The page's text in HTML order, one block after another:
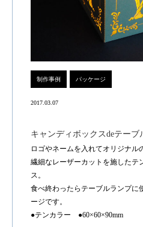
制作事例 パッケージ
2017.03.07
キャンディボックスdeテーブ
ロゴやネームを入れてオリジナル
繊細なレーザーカットを施したテ
ス。
食べ終わったらテーブルランプに
ージです。
●テンカラー ●60×60×90mm